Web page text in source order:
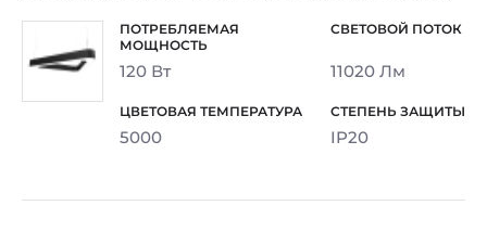
120 Вт 11020 Лм
5000 IP20